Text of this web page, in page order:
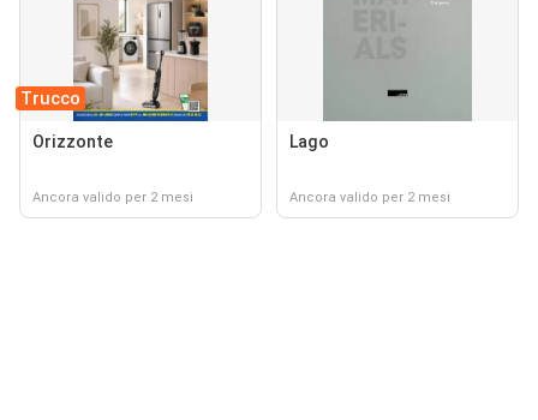
Trucco
Orizzonte
Ancora valido per 2 mesi
Lago
Ancora valido per 2 mesi